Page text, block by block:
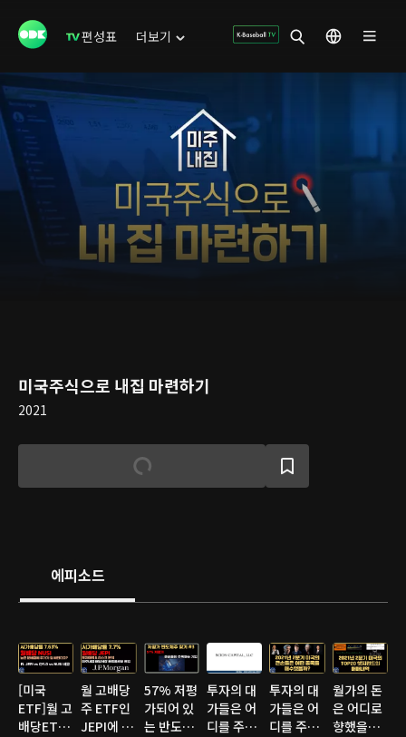
편성표 더보기
미국주식으로 내집 마련하기
2021
에피소드
[미국
ETF]월 고
배당ETF
월 고배당
주 ETF인
JEPI에 대
57% 저평
가되어 있
는 반도체
투자의 대
가들은 어
디를 주목
투자의 대
가들은 어
디를 주목
월가의 돈
은 어디로
향했을까?